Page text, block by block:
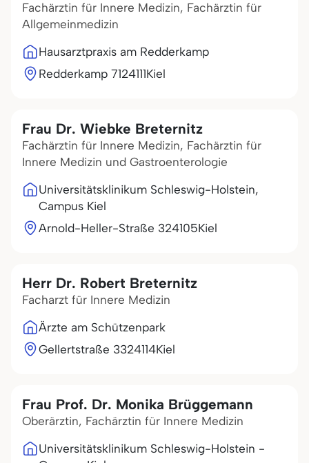
Fachärztin für Innere Medizin, Fachärztin für
Allgemeinmedizin
Hausarztpraxis am Redderkamp
Redderkamp 7124111Kiel
Frau Dr. Wiebke Breternitz
Fachärztin für Innere Medizin, Fachärztin für
Innere Medizin und Gastroenterologie
Universitätsklinikum Schleswig-Holstein,
Campus Kiel
Arnold-Heller-Straße 324105Kiel
Herr Dr. Robert Breternitz
Facharzt für Innere Medizin
Ärzte am Schützenpark
Gellertstraße 3324114Kiel
Frau Prof. Dr. Monika Brüggemann
Oberärztin, Fachärztin für Innere Medizin
Universitätsklinikum Schleswig-Holstein -